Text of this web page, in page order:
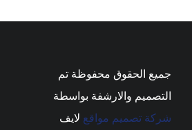
جميع الحقوق محفوظة تم
التصميم والارشفة بواسطة
شركة تصميم مواقع لايف